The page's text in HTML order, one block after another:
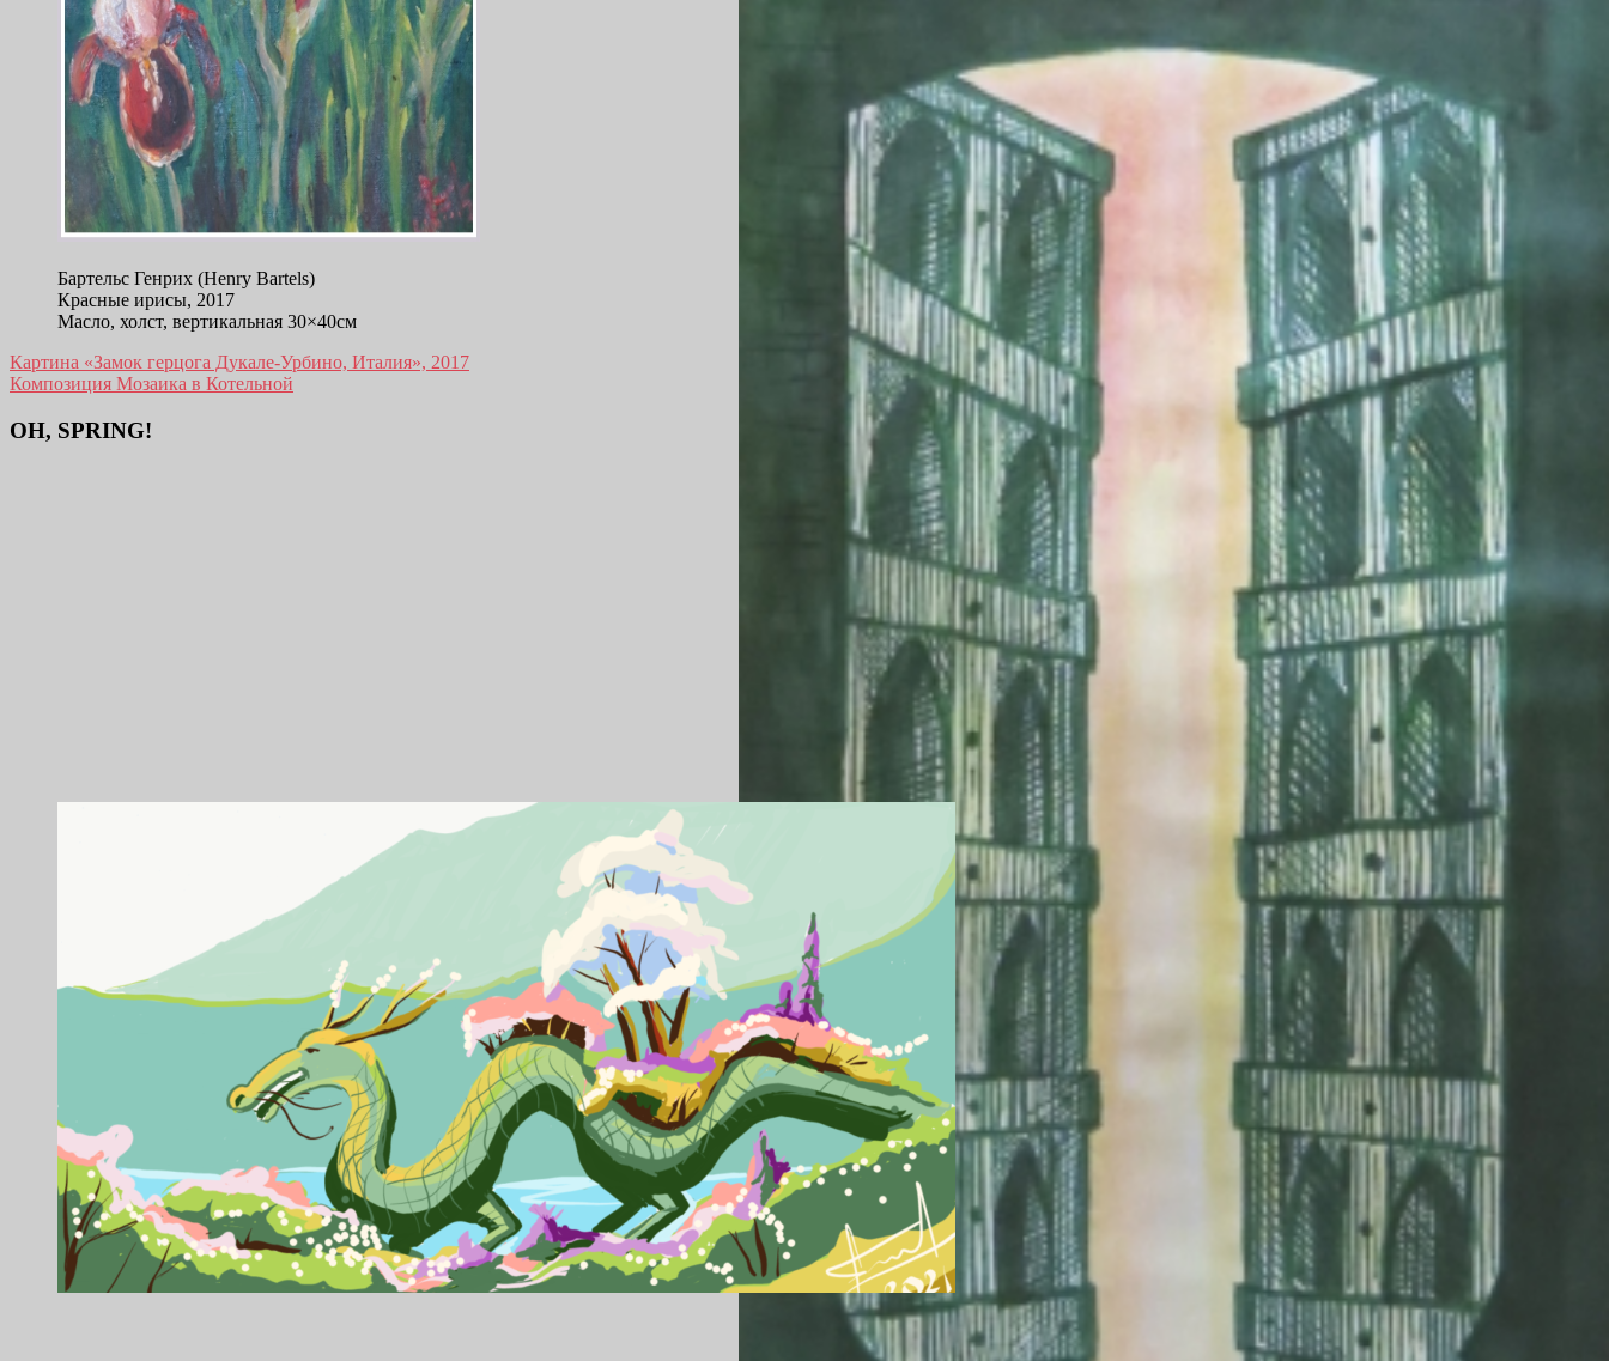
Бартельс Генрих (Henry Bartels)
Красные ирисы, 2017
Масло, холст, вертикальная 30×40см
Навигация
по
записям
Картина «Замок герцога Дукале-Урбино, Италия», 2017
Композиция Мозаика в Котельной
OH, SPRING!